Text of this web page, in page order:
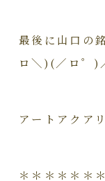
最後に山口の
ロ＼)(／ロ゜)
アートアクア
＊＊＊＊＊＊